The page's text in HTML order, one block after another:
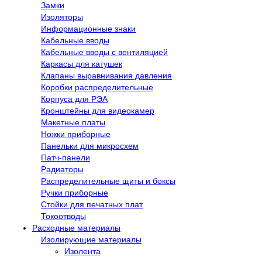
Замки
Изоляторы
Информационные знаки
Кабельные вводы
Кабельные вводы с вентиляцией
Каркасы для катушек
Клапаны выравнивания давления
Коробки распределительные
Корпуса для РЭА
Кронштейны для видеокамер
Макетные платы
Ножки приборные
Панельки для микросхем
Патч-панели
Радиаторы
Распределительные щиты и боксы
Ручки приборные
Стойки для печатных плат
Токоотводы
Расходные материалы
Изолирующие материалы
Изолента